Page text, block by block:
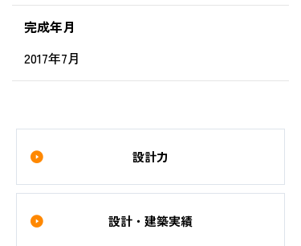
完成年月
2017年7月
設計力
設計・建築実績